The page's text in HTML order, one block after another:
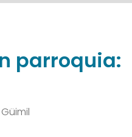
parroquia: